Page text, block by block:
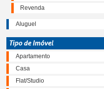
Revenda
Aluguel
Tipo de Imóvel
Apartamento
Casa
Flat/Studio